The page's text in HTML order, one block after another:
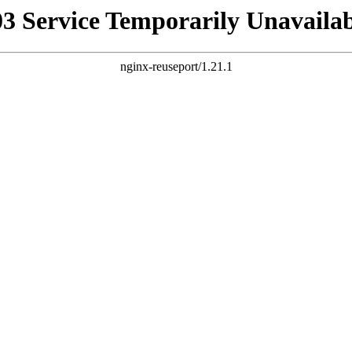
Service Temporarily
nginx-reuseport/1.21.1